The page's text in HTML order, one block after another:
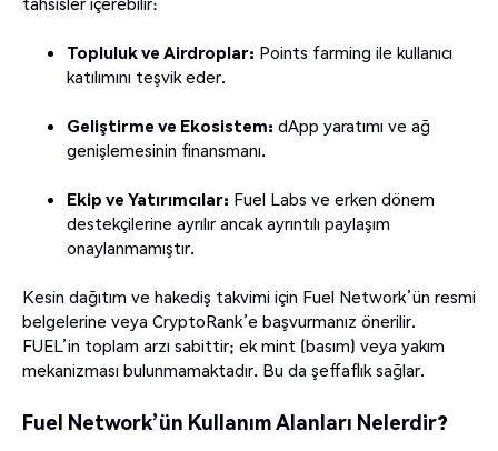
Topluluk ve Airdroplar: Points farming ile kullanıcı
katılımını teşvik eder.
Geliştirme ve Ekosistem: dApp yaratımı ve ağ
genişlemesinin finansmanı.
Ekip ve Yatırımcılar: Fuel Labs ve erken dönem
destekçilerine ayrılır ancak ayrıntılı paylaşım
onaylanmamıştır.
Kesin dağıtım ve hakediş takvimi için Fuel Network’ün resmi
belgelerine veya CryptoRank’e başvurmanız önerilir.
FUEL’in toplam arzı sabittir; ek mint (basım) veya yakım
mekanizması bulunmamaktadır. Bu da şeffaflık sağlar.
Fuel Network’ün Kullanım Alanları Nelerdir?